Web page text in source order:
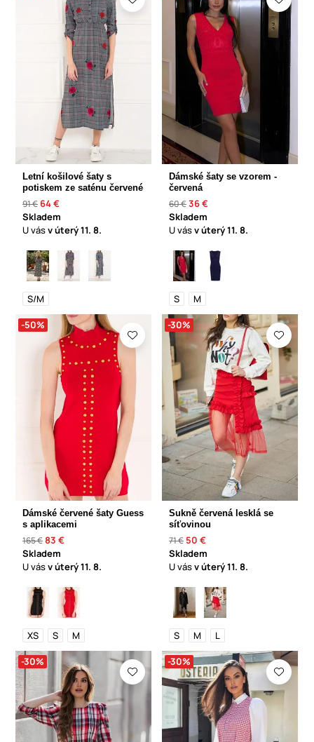
Letní košilové šaty s
potiskem ze saténu červené
91 € 64 €
Skladem
U vásv úterý11. 8.
S/M
Dámské šaty se vzorem -
červená
60 €36 €
Skladem
U vásv úterý11. 8.
S M
-50%
Dámské červené šaty Guess
s aplikacemi
165 €83 €
Skladem
U vásv úterý11. 8.
XS S M
-30%
Sukně červená lesklá se
síťovinou
71 € 50 €
Skladem
U vásv úterý11. 8.
S M L
-30% -30%